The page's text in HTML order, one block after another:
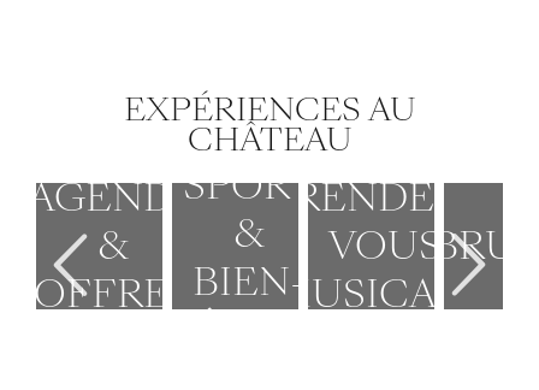
EXPÉRIENCES AU
CHÂTEAU
AGENDA
&
OFFRES
SPORT
&
BIEN-
RENDEZ-
VOUS
MUSICAUX